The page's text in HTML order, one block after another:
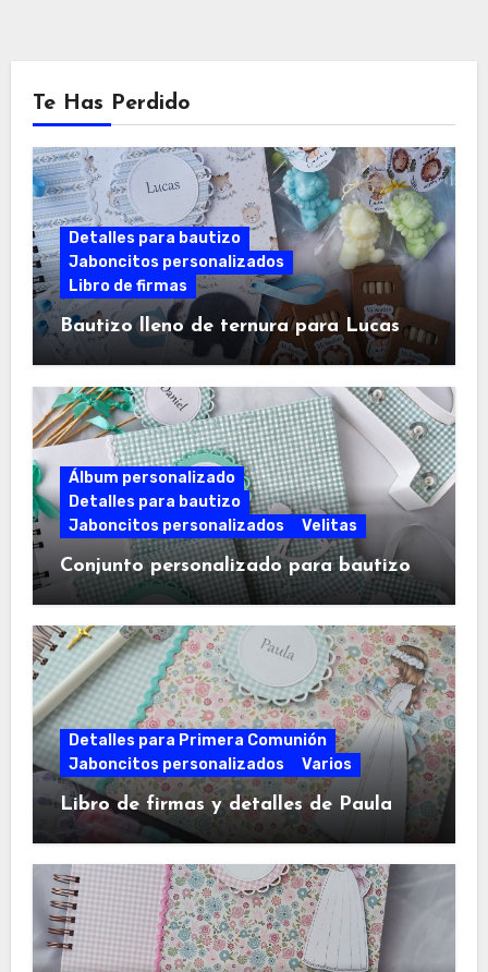
Te Has Perdido
Detalles para bautizo
Jaboncitos personalizados
Libro de firmas
Bautizo lleno de ternura para Lucas
Álbum personalizado
Detalles para bautizo
Jaboncitos personalizados
Velitas
Conjunto personalizado para bautizo
Detalles para Primera Comunión
Jaboncitos personalizados
Varios
Libro de firmas y detalles de Paula